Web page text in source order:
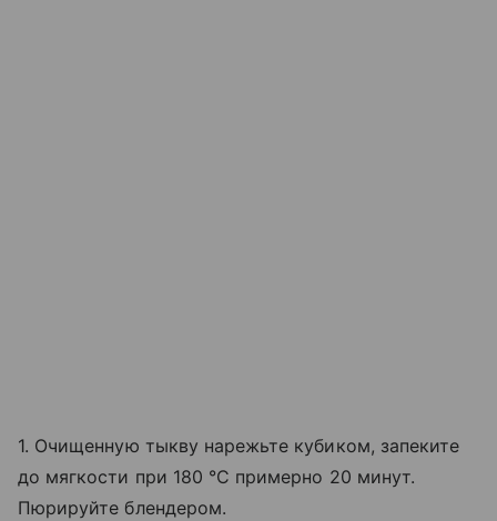
1. Очищенную тыкву нарежьте кубиком, запеките
до мягкости при 180 °C примерно 20 минут.
Пюрируйте блендером.